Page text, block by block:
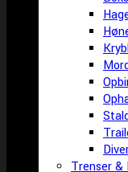
Trenser &